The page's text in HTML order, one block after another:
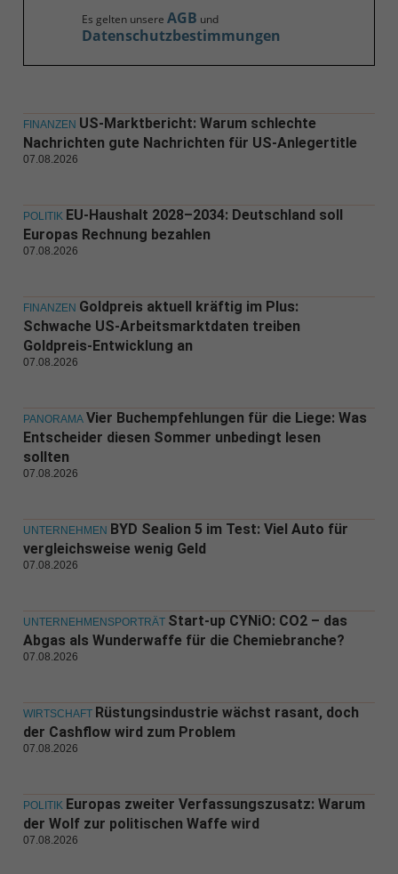
Es gelten unsere AGB und
Datenschutzbestimmungen
FINANZEN US-Marktbericht: Warum schlechte
Nachrichten gute Nachrichten für US-Anlegertitle
07.08.2026
POLITIK EU-Haushalt 2028–2034: Deutschland soll
Europas Rechnung bezahlen
07.08.2026
FINANZEN Goldpreis aktuell kräftig im Plus:
Schwache US-Arbeitsmarktdaten treiben
Goldpreis-Entwicklung an
07.08.2026
PANORAMA Vier Buchempfehlungen für die Liege: Was
Entscheider diesen Sommer unbedingt lesen
sollten
07.08.2026
UNTERNEHMEN BYD Sealion 5 im Test: Viel Auto für
vergleichsweise wenig Geld
07.08.2026
UNTERNEHMENSPORTRÄT Start-up CYNiO: CO2 – das
Abgas als Wunderwaffe für die Chemiebranche?
07.08.2026
WIRTSCHAFT Rüstungsindustrie wächst rasant, doch
der Cashflow wird zum Problem
07.08.2026
POLITIK Europas zweiter Verfassungszusatz: Warum
der Wolf zur politischen Waffe wird
07.08.2026